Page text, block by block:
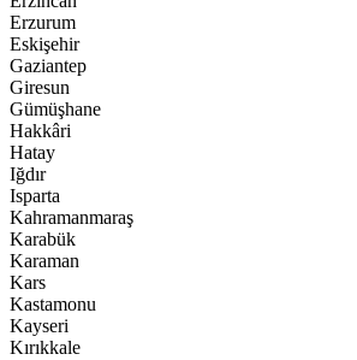
Erzurum
Eskişehir
Gaziantep
Giresun
Gümüşhane
Hakkâri
Hatay
Iğdır
Isparta
Kahramanmaraş
Karabük
Karaman
Kars
Kastamonu
Kayseri
Kırıkkale